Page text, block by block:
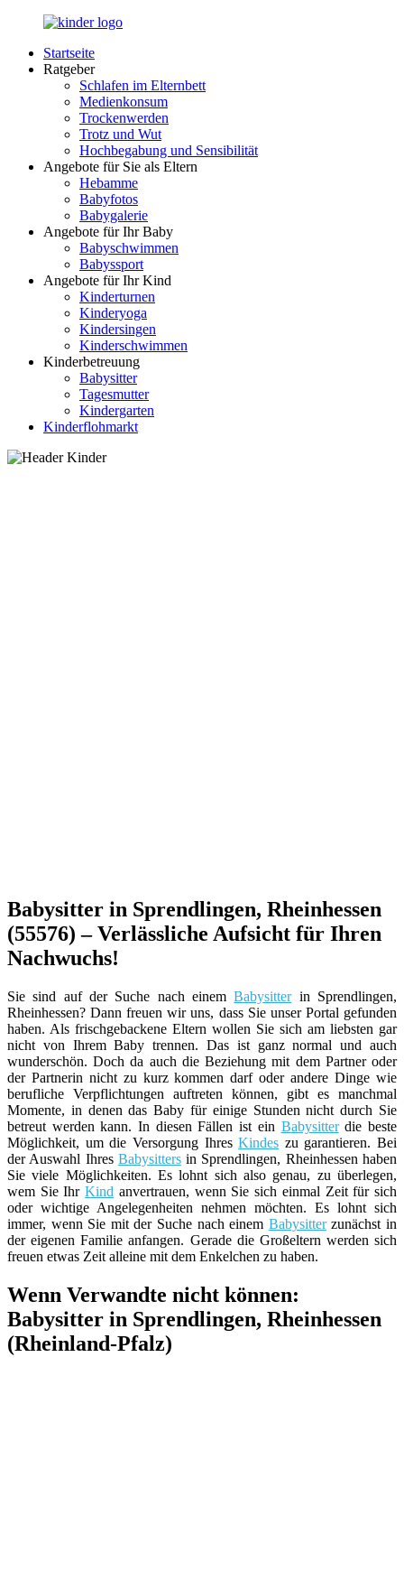
Zurück
Inhalt
LuckyKids.de
Das
Nachwuchs
Startseite
Ratgeber
Schlafen im Elternbett
Medienkonsum
Trockenwerden
Trotz und Wut
Hochbegabung und Sensibilität
Angebote für Sie als Eltern
Hebamme
Babyfotos
Babygalerie
Angebote für Ihr Baby
Babyschwimmen
Babyssport
Angebote für Ihr Kind
Kinderturnen
Kinderyoga
Kindersingen
Kinderschwimmen
Kinderbetreuung
Babysitter
Tagesmutter
Kindergarten
Kinderflohmarkt
Babysitter in Sprendlingen, Rheinhessen
(55576) – Verlässliche Aufsicht für Ihren
Nachwuchs!
Sie sind auf der Suche nach einemBabysitterin Sprendlingen,
Rheinhessen? Dann freuen wir uns, dass Sie unser Portal gefunden
haben. Als frischgebackene Eltern wollen Sie sich am liebsten gar
nicht von Ihrem Baby trennen. Das ist ganz normal und auch
wunderschön. Doch da auch die Beziehung mit dem Partner oder
der Partnerin nicht zu kurz kommen darf oder andere Dinge wie
berufliche Verpflichtungen auftreten können, gibt es manchmal
Momente, in denen das Baby für einige Stunden nicht durch Sie
betreut werden kann. In diesen Fällen ist ein Babysitterdie beste
Möglichkeit, um die Versorgung IhresKindes zu garantieren. Bei
der Auswahl Ihres Babysittersin Sprendlingen, Rheinhessen haben
Sie viele Möglichkeiten. Es lohnt sich also genau, zu überlegen,
wem Sie IhrKind anvertrauen, wenn Sie sich einmal Zeit für sich
oder wichtige Angelegenheiten nehmen möchten. Es lohnt sich
immer, wenn Sie mit der Suche nach einem Babysitterzunächst in
der eigenen Familie anfangen. Gerade die Großeltern werden sich
freuen etwas Zeit alleine mit dem Enkelchen zu haben.
Wenn Verwandte nicht können:
Babysitter in Sprendlingen, Rheinhessen
(Rheinland-Pfalz)